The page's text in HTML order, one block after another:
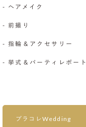
- ヘアメイク
- 前撮り
- 指輪＆アクセサリー
- 挙式＆パーティレポート
プラコレWedding